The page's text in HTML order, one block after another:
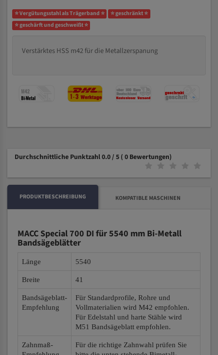
⭐ Vergütungsstahl als Trägerband ⭐
⭐ geschränkt ⭐
⭐ geschärft und geschweißt ⭐
Verstärktes HSS m42 für die Metallzerspanung
Durchschnittliche Punktzahl 0.0 / 5 ( 0 Bewertungen)
PRODUKTBESCHREIBUNG KOMPATIBLE MASCHINEN
MACC Special 700 DI für 5540 mm Bi-Metall
Bandsägeblätter
Länge 5540
Breite 41
Bandsägeblatt-
Empfehlung
Für Standardprofile, Rohre und
Vollmaterialien wird M42 empfohlen.
Für Edelstahl und harte Stähle wird
M51 Bandsägeblatt empfohlen.
Zahnmaß-
Für die richtige Zahnwahl prüfen Sie